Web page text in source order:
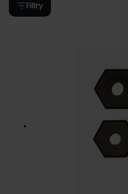
Filtry